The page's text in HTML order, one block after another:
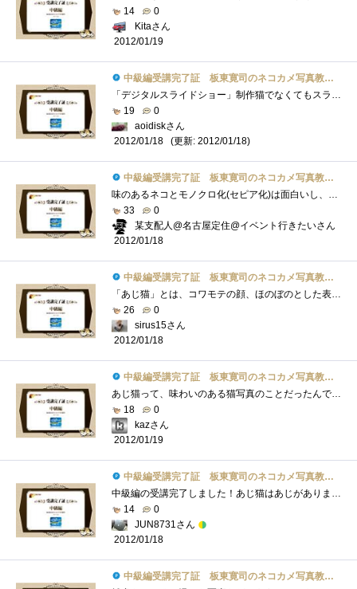
14
0
Kitaさん
2012/01/19
中級編受講完了証 板東寛司のネコカメ写真教室パート2
「デジタルスライドショー」制作猫でなくてもスライドショー楽しめますね。それを 猫でするとなると かなり楽しめるのは請け合い毎日、同�...
19
0
aoidiskさん
2012/01/18
(更新: 2012/01/18)
中級編受講完了証 板東寛司のネコカメ写真教室パート2
味のあるネコとモノクロ化(セピア化)は面白いし、センスも必要だなぁ～と漠然と見てました。今回はＰＳエレメンツ10の方で処理すると思ってた�...
33
0
某支配人@名古屋定住@イベント行きたいさん
2012/01/18
中級編受講完了証 板東寛司のネコカメ写真教室パート2
「あじ猫」とは、コワモテの顔、ほのぼのとした表情、ひょうきんな仕草など、可愛いだけでなく味わいのある猫写真とのこととあります。「あ�...
26
0
sirus15さん
2012/01/18
中級編受講完了証 板東寛司のネコカメ写真教室パート2
あじ猫って、味わいのある猫写真のことだったんですね。勝手に鯵をくわえた猫を想像してました。（笑）モノクロ写真って面白いですよねー。�...
18
0
kazさん
2012/01/19
中級編受講完了証 板東寛司のネコカメ写真教室パート2
中級編の受講完了しました！あじ猫はあじがありましたね！可愛い＆お茶目。モノクロ写真にも独特の味がありますよね。「静けさ」や「物悲し�...
14
0
JUN8731さん
2012/01/18
中級編受講完了証 板東寛司のネコカメ写真教室パート2